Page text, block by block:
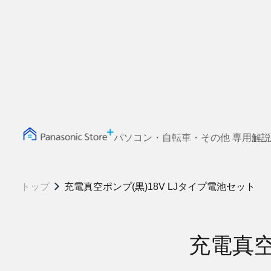
パソコン・自転車・その他 専用解
トップ 充電真空ポンプ(黒)18V LJタイプ電池セット
充電真